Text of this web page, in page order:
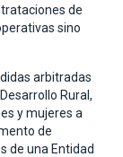
de
sino
arbitradas
Rural,
y mujeres a
de
de una Entidad